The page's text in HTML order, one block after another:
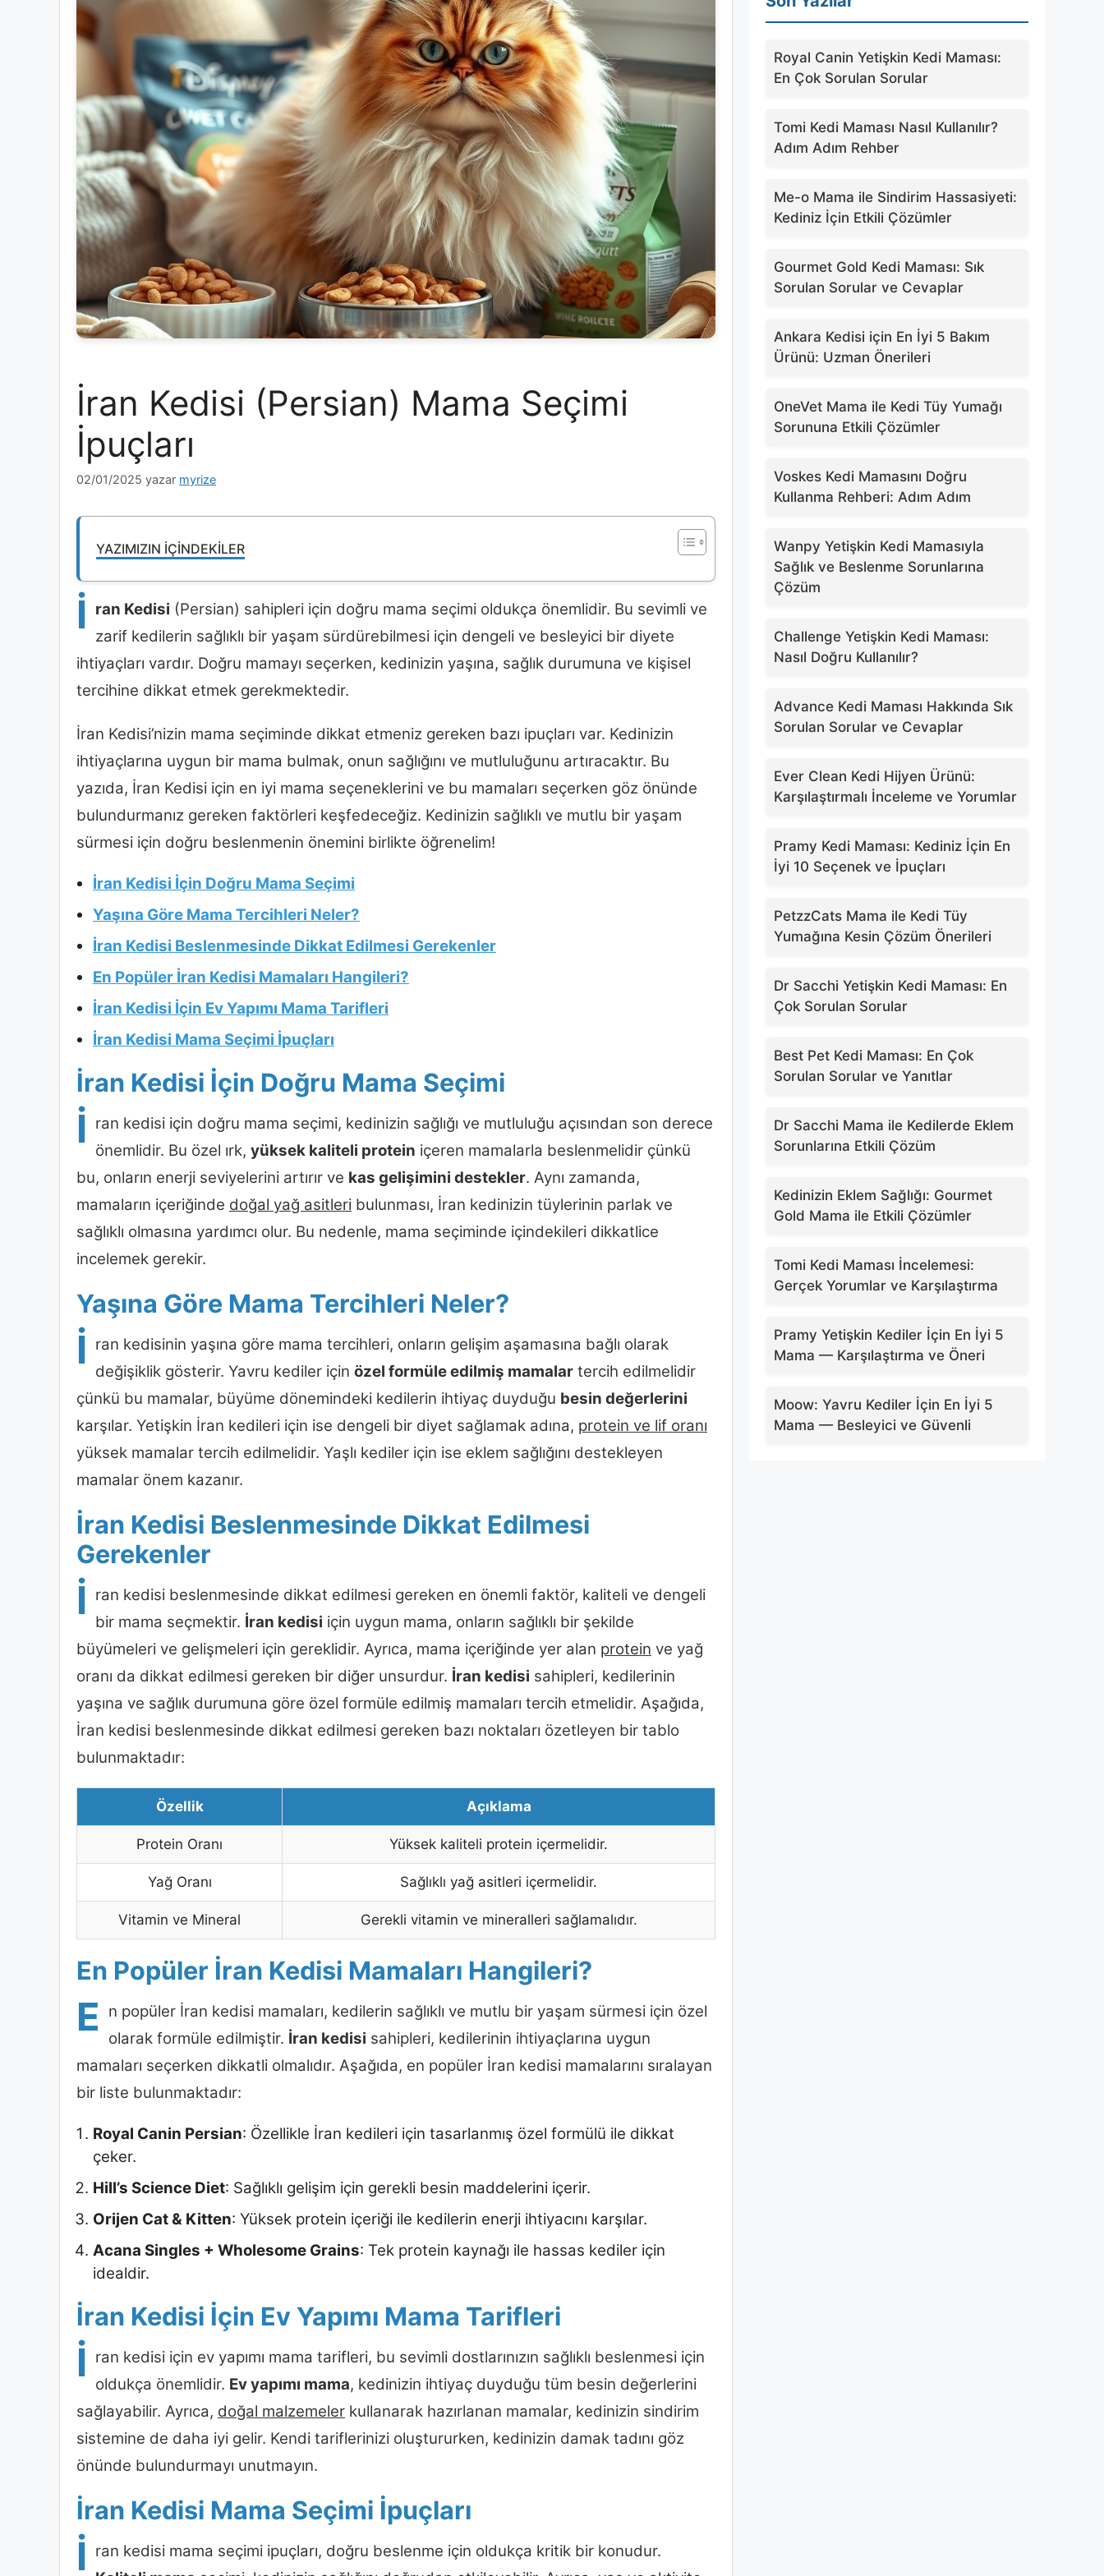
İran Kedisi (Persian) Mama Seçimi
İpuçları
02/01/2025 yazar myrize
YAZIMIZIN İÇINDEKILER
İ ran Kedisi (Persian) sahipleri için doğru mama seçimi oldukça önemlidir. Bu sevimli ve
zarif kedilerin sağlıklı bir yaşam sürdürebilmesi için dengeli ve besleyici bir diyete
ihtiyaçları vardır. Doğru mamayı seçerken, kedinizin yaşına, sağlık durumuna ve kişisel
tercihine dikkat etmek gerekmektedir.
İran Kedisi’nizin mama seçiminde dikkat etmeniz gereken bazı ipuçları var. Kedinizin
ihtiyaçlarına uygun bir mama bulmak, onun sağlığını ve mutluluğunu artıracaktır. Bu
yazıda, İran Kedisi için en iyi mama seçeneklerini ve bu mamaları seçerken göz önünde
bulundurmanız gereken faktörleri keşfedeceğiz. Kedinizin sağlıklı ve mutlu bir yaşam
sürmesi için doğru beslenmenin önemini birlikte öğrenelim!
İran Kedisi İçin Doğru Mama Seçimi
Yaşına Göre Mama Tercihleri Neler?
İran Kedisi Beslenmesinde Dikkat Edilmesi Gerekenler
En Popüler İran Kedisi Mamaları Hangileri?
İran Kedisi İçin Ev Yapımı Mama Tarifleri
İran Kedisi Mama Seçimi İpuçları
İran Kedisi İçin Doğru Mama Seçimi
İ ran kedisi için doğru mama seçimi, kedinizin sağlığı ve mutluluğu açısından son derece
önemlidir. Bu özel ırk, yüksek kaliteli protein içeren mamalarla beslenmelidir çünkü
bu, onların enerji seviyelerini artırır ve kas gelişimini destekler. Aynı zamanda,
mamaların içeriğinde doğal yağ asitleri bulunması, İran kedinizin tüylerinin parlak ve
sağlıklı olmasına yardımcı olur. Bu nedenle, mama seçiminde içindekileri dikkatlice
incelemek gerekir.
Yaşına Göre Mama Tercihleri Neler?
İ ran kedisinin yaşına göre mama tercihleri, onların gelişim aşamasına bağlı olarak
değişiklik gösterir. Yavru kediler için özel formüle edilmiş mamalar tercih edilmelidir
çünkü bu mamalar, büyüme dönemindeki kedilerin ihtiyaç duyduğu besin değerlerini
karşılar. Yetişkin İran kedileri için ise dengeli bir diyet sağlamak adına, protein ve lif oranı
yüksek mamalar tercih edilmelidir. Yaşlı kediler için ise eklem sağlığını destekleyen
mamalar önem kazanır.
İran Kedisi Beslenmesinde Dikkat Edilmesi
Gerekenler
İ ran kedisi beslenmesinde dikkat edilmesi gereken en önemli faktör, kaliteli ve dengeli
bir mama seçmektir. İran kedisi için uygun mama, onların sağlıklı bir şekilde
büyümeleri ve gelişmeleri için gereklidir. Ayrıca, mama içeriğinde yer alan protein ve yağ
oranı da dikkat edilmesi gereken bir diğer unsurdur. İran kedisi sahipleri, kedilerinin
yaşına ve sağlık durumuna göre özel formüle edilmiş mamaları tercih etmelidir. Aşağıda,
İran kedisi beslenmesinde dikkat edilmesi gereken bazı noktaları özetleyen bir tablo
bulunmaktadır:
Özellik Açıklama
Protein Oranı Yüksek kaliteli protein içermelidir.
Yağ Oranı Sağlıklı yağ asitleri içermelidir.
Vitamin ve Mineral Gerekli vitamin ve mineralleri sağlamalıdır.
En Popüler İran Kedisi Mamaları Hangileri?
E
n popüler İran kedisi mamaları, kedilerin sağlıklı ve mutlu bir yaşam sürmesi için özel
olarak formüle edilmiştir. İran kedisi sahipleri, kedilerinin ihtiyaçlarına uygun
mamaları seçerken dikkatli olmalıdır. Aşağıda, en popüler İran kedisi mamalarını sıralayan
bir liste bulunmaktadır:
Royal Canin Persian: Özellikle İran kedileri için tasarlanmış özel formülü ile dikkat
çeker.
Hill’s Science Diet: Sağlıklı gelişim için gerekli besin maddelerini içerir.
Orijen Cat & Kitten: Yüksek protein içeriği ile kedilerin enerji ihtiyacını karşılar.
Acana Singles + Wholesome Grains: Tek protein kaynağı ile hassas kediler için
idealdir.
İran Kedisi İçin Ev Yapımı Mama Tarifleri
İ ran kedisi için ev yapımı mama tarifleri, bu sevimli dostlarınızın sağlıklı beslenmesi için
oldukça önemlidir. Ev yapımı mama, kedinizin ihtiyaç duyduğu tüm besin değerlerini
sağlayabilir. Ayrıca, doğal malzemeler kullanarak hazırlanan mamalar, kedinizin sindirim
sistemine de daha iyi gelir. Kendi tariflerinizi oluştururken, kedinizin damak tadını göz
önünde bulundurmayı unutmayın.
İran Kedisi Mama Seçimi İpuçları
İ ran kedisi mama seçimi ipuçları, doğru beslenme için oldukça kritik bir konudur.
Royal Canin Yetişkin Kedi Maması:
En Çok Sorulan Sorular
Tomi Kedi Maması Nasıl Kullanılır?
Adım Adım Rehber
Me-o Mama ile Sindirim Hassasiyeti:
Kediniz İçin Etkili Çözümler
Gourmet Gold Kedi Maması: Sık
Sorulan Sorular ve Cevaplar
Ankara Kedisi için En İyi 5 Bakım
Ürünü: Uzman Önerileri
OneVet Mama ile Kedi Tüy Yumağı
Sorununa Etkili Çözümler
Voskes Kedi Mamasını Doğru
Kullanma Rehberi: Adım Adım
Wanpy Yetişkin Kedi Mamasıyla
Sağlık ve Beslenme Sorunlarına
Çözüm
Challenge Yetişkin Kedi Maması:
Nasıl Doğru Kullanılır?
Advance Kedi Maması Hakkında Sık
Sorulan Sorular ve Cevaplar
Ever Clean Kedi Hijyen Ürünü:
Karşılaştırmalı İnceleme ve Yorumlar
Pramy Kedi Maması: Kediniz İçin En
İyi 10 Seçenek ve İpuçları
PetzzCats Mama ile Kedi Tüy
Yumağına Kesin Çözüm Önerileri
Dr Sacchi Yetişkin Kedi Maması: En
Çok Sorulan Sorular
Best Pet Kedi Maması: En Çok
Sorulan Sorular ve Yanıtlar
Dr Sacchi Mama ile Kedilerde Eklem
Sorunlarına Etkili Çözüm
Kedinizin Eklem Sağlığı: Gourmet
Gold Mama ile Etkili Çözümler
Tomi Kedi Maması İncelemesi:
Gerçek Yorumlar ve Karşılaştırma
Pramy Yetişkin Kediler İçin En İyi 5
Mama — Karşılaştırma ve Öneri
Moow: Yavru Kediler İçin En İyi 5
Mama — Besleyici ve Güvenli